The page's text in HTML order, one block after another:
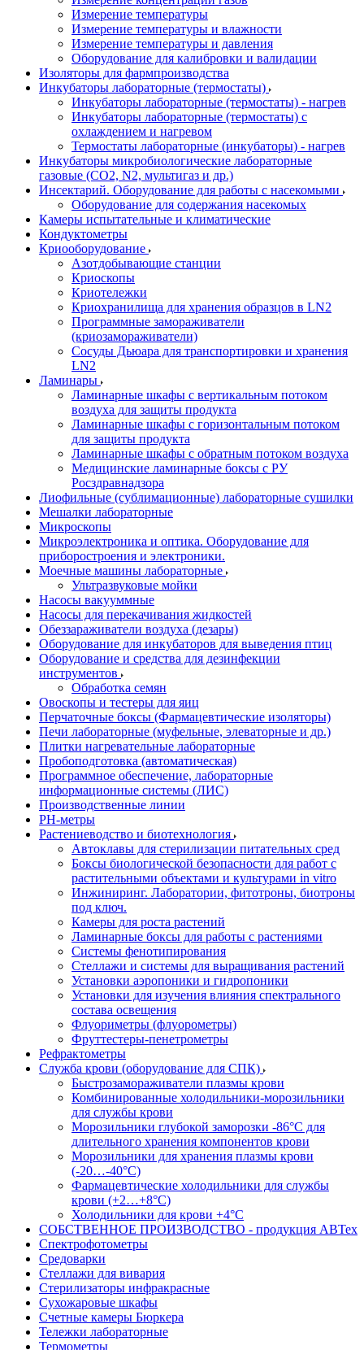
Измерение температуры
Измерение температуры и влажности
Измерение температуры и давления
Оборудование для калибровки и валидации
Изоляторы для фармпроизводства
Инкубаторы лабораторные (термостаты)
Инкубаторы лабораторные (термостаты) - нагрев
Инкубаторы лабораторные (термостаты) с
охлаждением и нагревом
Термостаты лабораторные (инкубаторы) - нагрев
Инкубаторы микробиологические лабораторные
газовые (CO2, N2, мультигаз и др.)
Инсектарий. Оборудование для работы с насекомыми
Оборудование для содержания насекомых
Камеры испытательные и климатические
Кондуктометры
Криооборудование
Азотдобывающие станции
Криоскопы
Криотележки
Криохранилища для хранения образцов в LN2
Программные замораживатели
(криозамораживатели)
Сосуды Дьюара для транспортировки и хранения
LN2
Ламинары
Ламинарные шкафы с вертикальным потоком
воздуха для защиты продукта
Ламинарные шкафы с горизонтальным потоком
для защиты продукта
Ламинарные шкафы с обратным потоком воздуха
Медицинские ламинарные боксы с РУ
Росздравнадзора
Лиофильные (сублимационные) лабораторные сушилки
Мешалки лабораторные
Микроскопы
Микроэлектроника и оптика. Оборудование для
приборостроения и электроники.
Моечные машины лабораторные
Ультразвуковые мойки
Насосы вакууммные
Насосы для перекачивания жидкостей
Обеззараживатели воздуха (дезары)
Оборудование для инкубаторов для выведения птиц
Оборудование и средства для дезинфекции
инструментов
Обработка семян
Овоскопы и тестеры для яиц
Перчаточные боксы (Фармацевтические изоляторы)
Печи лабораторные (муфельные, элеваторные и др.)
Плитки нагревательные лабораторные
Пробоподготовка (автоматическая)
Программное обеспечение, лабораторные
информационные системы (ЛИС)
Производственные линии
РH-метры
Растениеводство и биотехнология
Автоклавы для стерилизации питательных сред
Боксы биологической безопасности для работ с
растительными объектами и культурами in vitro
Инжиниринг. Лаборатории, фитотроны, биотроны
под ключ.
Камеры для роста растений
Ламинарные боксы для работы с растениями
Системы фенотипирования
Стеллажи и системы для выращивания растений
Установки аэропоники и гидропоники
Установки для изучения влияния спектрального
состава освещения
Флуориметры (флуорометры)
Фруттестеры-пенетрометры
Рефрактометры
Служба крови (оборудование для СПК)
Быстрозамораживатели плазмы крови
Комбинированные холодильники-морозильники
для службы крови
Морозильники глубокой заморозки -86°С для
длительного хранения компонентов крови
Морозильники для хранения плазмы крови
(-20…-40°С)
Фармацевтические холодильники для службы
крови (+2…+8°С)
Холодильники для крови +4°С
СОБСТВЕННОЕ ПРОИЗВОДСТВО - продукция АВТех
Спектрофотометры
Средоварки
Стеллажи для вивария
Стерилизаторы инфракрасные
Сухожаровые шкафы
Счетные камеры Бюркера
Тележки лабораторные
Термометры